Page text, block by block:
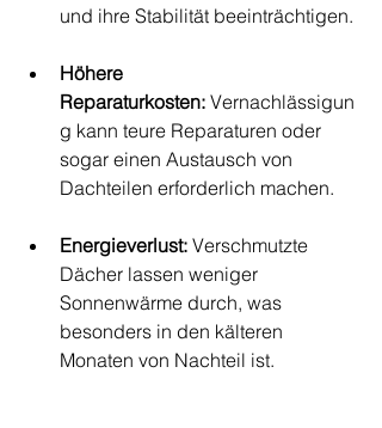
und ihre Stabilität beeinträchtigen.
Höhere
Reparaturkosten: Vernachlässigun
g kann teure Reparaturen oder
sogar einen Austausch von
Dachteilen erforderlich machen.
Energieverlust: Verschmutzte
Dächer lassen weniger
Sonnenwärme durch, was
besonders in den kälteren
Monaten von Nachteil ist.